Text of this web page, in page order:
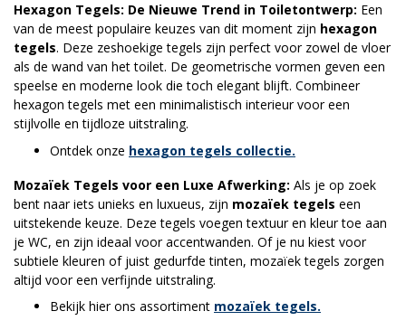
Hexagon Tegels: De Nieuwe Trend in Toiletontwerp: Een
van de meest populaire keuzes van dit moment zijn hexagon
tegels. Deze zeshoekige tegels zijn perfect voor zowel de vloer
als de wand van het toilet. De geometrische vormen geven een
speelse en moderne look die toch elegant blijft. Combineer
hexagon tegels met een minimalistisch interieur voor een
stijlvolle en tijdloze uitstraling.
Ontdek onze hexagon tegels collectie.
Mozaïek Tegels voor een Luxe Afwerking: Als je op zoek
bent naar iets unieks en luxueus, zijn mozaïek tegels een
uitstekende keuze. Deze tegels voegen textuur en kleur toe aan
je WC, en zijn ideaal voor accentwanden. Of je nu kiest voor
subtiele kleuren of juist gedurfde tinten, mozaïek tegels zorgen
altijd voor een verfijnde uitstraling.
Bekijk hier ons assortiment mozaïek tegels.